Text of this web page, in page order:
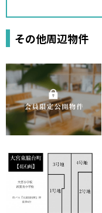
その他周辺物件